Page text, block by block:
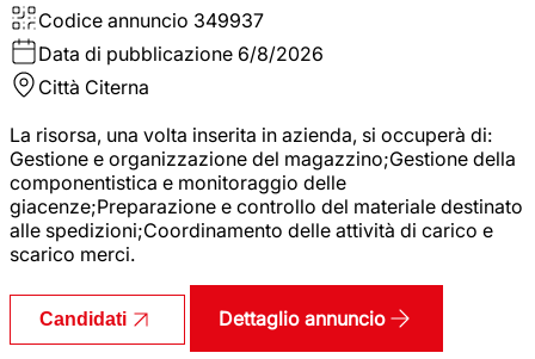
Codice annuncio 349937
Data di pubblicazione 6/8/2026
Città Citerna
La risorsa, una volta inserita in azienda, si occuperà di:
Gestione e organizzazione del magazzino;Gestione della
componentistica e monitoraggio delle
giacenze;Preparazione e controllo del materiale destinato
alle spedizioni;Coordinamento delle attività di carico e
scarico merci.
Candidati Dettaglio annuncio